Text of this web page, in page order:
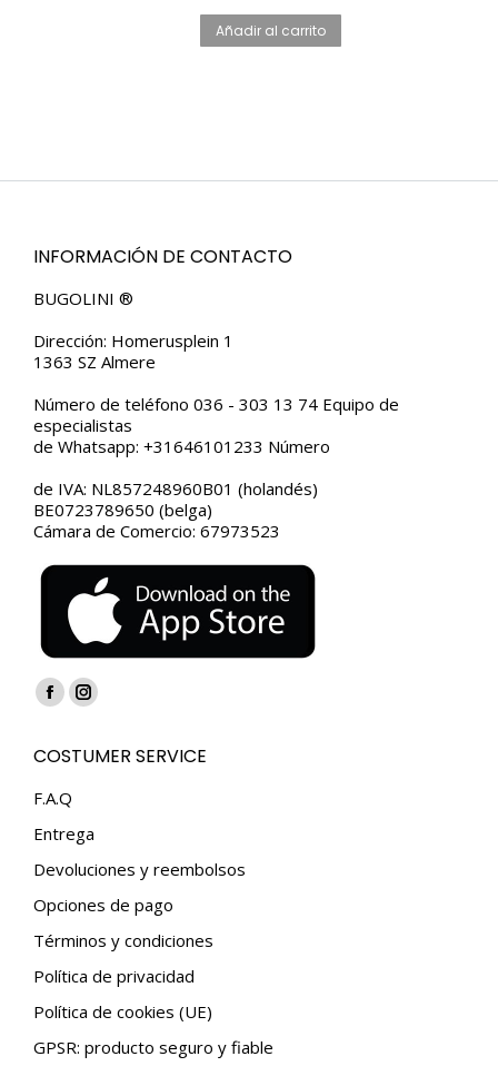
Añadir al carrito
INFORMACIÓN DE CONTACTO
BUGOLINI ®
Dirección: Homerusplein 1
1363 SZ Almere
Número de teléfono 036 - 303 13 74 Equipo de
especialistas
de Whatsapp: +31646101233 Número
de IVA: NL857248960B01 (holandés)
BE0723789650 (belga)
Cámara de Comercio: 67973523
Encuéntranos en:
Facebook
opens
in
window
Instagram
opens
window
COSTUMER SERVICE
F.A.Q
Entrega
Devoluciones y reembolsos
Opciones de pago
Términos y condiciones
Política de privacidad
Política de cookies (UE)
GPSR: producto seguro y fiable